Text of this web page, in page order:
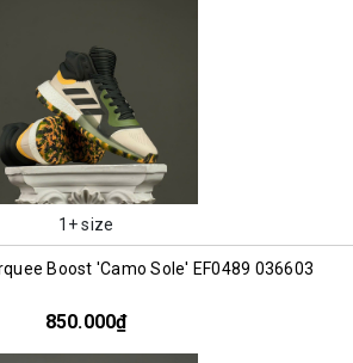
1+ size
Boost 'Camo Sole' EF0489 036603
850.000₫